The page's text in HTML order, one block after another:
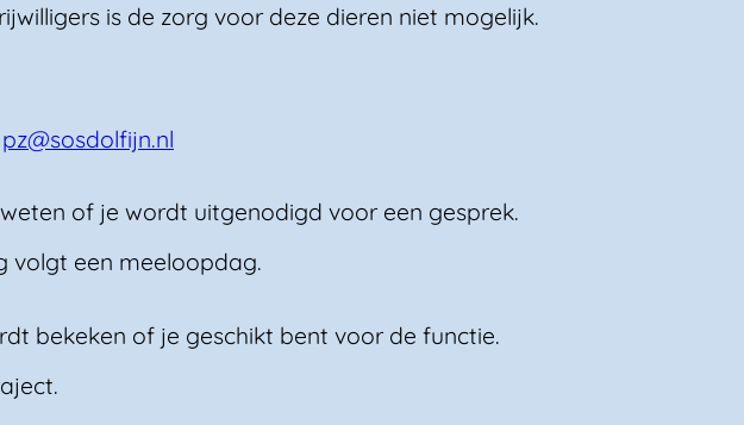
is de zorg voor deze dieren niet mogelijk.
pz@sosdolfijn.nl
of je wordt uitgenodigd voor een gesprek.
volgt een meeloopdag.
bekeken of je geschikt bent voor de functie.